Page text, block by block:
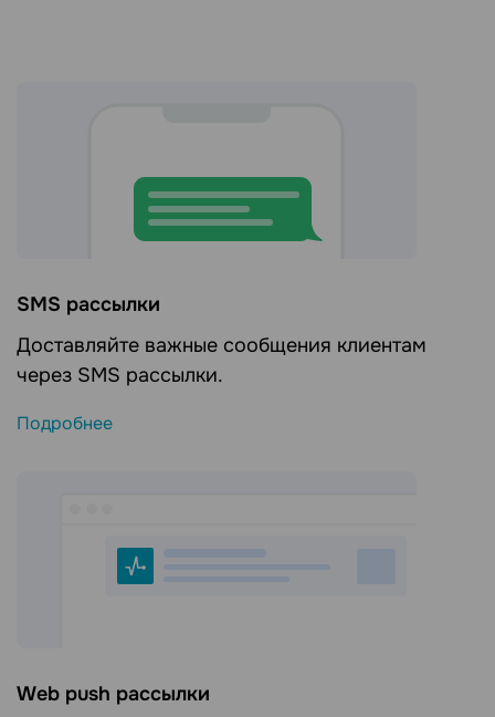
SMS рассылки
Доставляйте важные сообщения клиентам
через SMS рассылки.
Подробнее
Web push рассылки